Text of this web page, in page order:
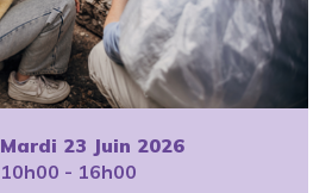
Mardi 23 Juin 2026
10h00 - 16h00